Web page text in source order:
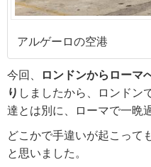
アルゲーロの空港
今回、
ロンドンからローマ
り しましたから、ロンドン
達とは別に、ローマで一晩
どこかで手違いが起こって
と思いました。